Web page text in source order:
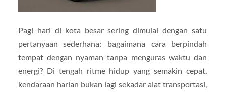
Pagi hari di kota besar sering dimulai dengan satu
pertanyaan sederhana: bagaimana cara berpindah
tempat dengan nyaman tanpa menguras waktu dan
energi? Di tengah ritme hidup yang semakin cepat,
kendaraan harian bukan lagi sekadar alat transportasi,